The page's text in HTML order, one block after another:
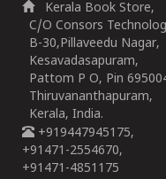
Kerala Book Store,
C/O Consors
B-30,Pillaveedu Nagar,
Kesavadasapuram,
Pattom P O, Pin
Thiruvananthapuram,
Kerala, India.
+919447945175,
+91471-2554670,
+91471-4851175